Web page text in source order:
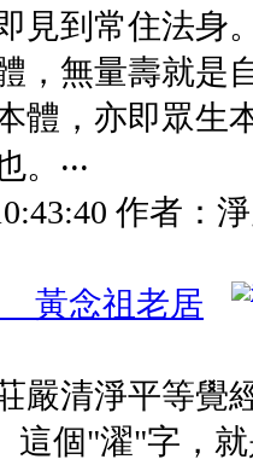
見到常住法身
，無量壽就是
體，亦即眾生
‧‧‧
作者：
黃念祖老居
嚴清淨平等覺
這個"濯"字，